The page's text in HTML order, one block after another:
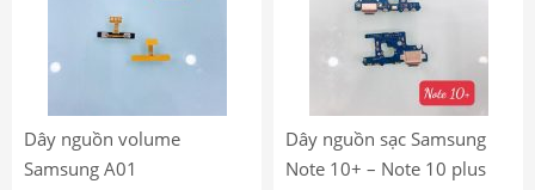
Dây nguồn volume
Samsung A01
Dây nguồn sạc Samsung
Note 10+ – Note 10 plus